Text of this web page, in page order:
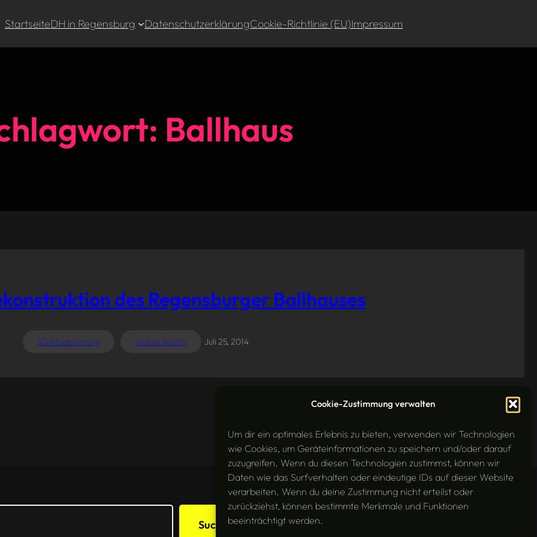
Cookie-Zustimmung verwalten
Um dir ein optimales Erlebnis zu bieten, verwenden wir Technologien
wie Cookies, um Geräteinformationen zu speichern und/oder darauf
zuzugreifen. Wenn du diesen Technologien zustimmst, können wir
Daten wie das Surfverhalten oder eindeutige IDs auf dieser Website
verarbeiten. Wenn du deine Zustimmung nicht erteilst oder
zurückziehst, können bestimmte Merkmale und Funktionen
beeinträchtigt werden.
StartseiteDH in Regensburg DatenschutzerklärungCookie-Richtlinie (EU)Impressum
Ballhaus
des Regensburger Ballhauses
3D-Modellierung Virtual Reality Juli 25, 2014
Suchen